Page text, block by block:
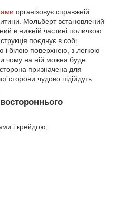
організовує справжній
Мольберт встановлений
в нижній частині поличкою
поєднує в собі
і білою поверхнею, з легкою
чому на ній можна буде
призначена для
сторони чудово підійдуть
і крейдою;